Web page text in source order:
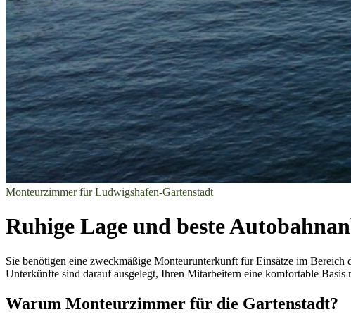
Monteurzimmer für Ludwigshafen-Gartenstadt
Ruhige Lage und beste
Sie benötigen eine zweckmäßige Monteurunterkunft für Einsätze im
Unterkünfte sind darauf ausgelegt, Ihren Mitarbeitern eine komfortable
Warum Monteurzimmer für die Gartenstadt?